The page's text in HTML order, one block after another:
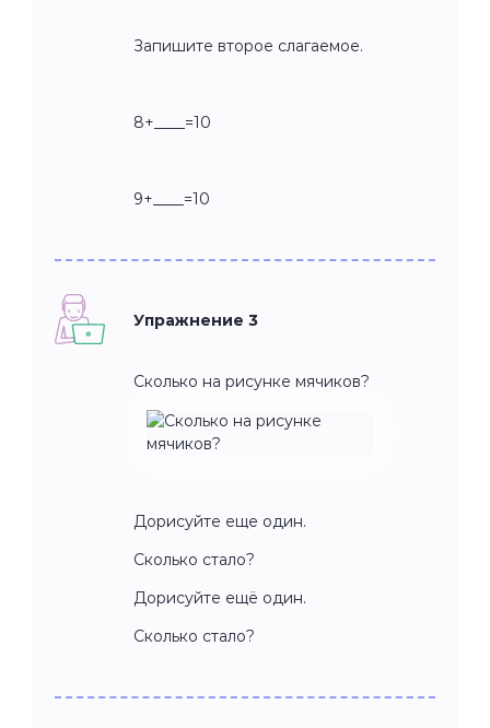
Запишите второе слагаемое.
8+____=10
9+____=10
Упражнение 3
Сколько на рисунке мячиков?
Дорисуйте еще один.
Сколько стало?
Дорисуйте ещё один.
Сколько стало?